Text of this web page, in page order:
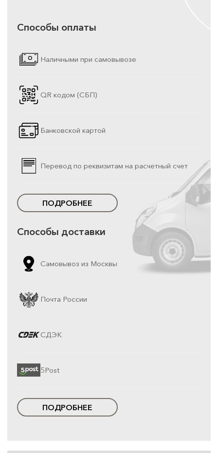
Способы оплаты
Наличными при самовывозе
QR кодом (СБП)
Банковской картой
Перевод по реквизитам на расчетный счет
ПОДРОБНЕЕ
Способы доставки
Самовывоз из Москвы
Почта России
СДЭК
5Post
ПОДРОБНЕЕ